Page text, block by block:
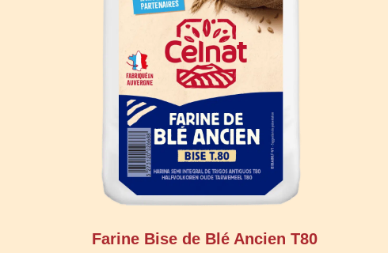
Farine Bise de Blé Ancien T80